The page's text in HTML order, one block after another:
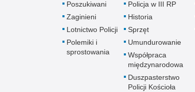
Poszukiwani
Zaginieni
Lotnictwo Policji
Polemiki i
sprostowania
Policja w III RP
Historia
Sprzęt
Umundurowanie
Współpraca
międzynarodowa
Duszpasterstwo
Policji Kościoła